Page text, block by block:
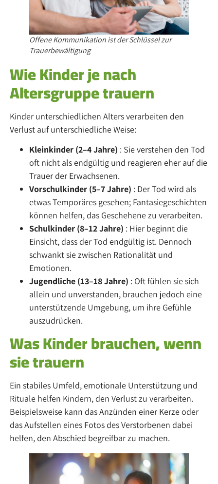
Offene Kommunikation ist der Schlüssel zur
Trauerbewältigung
Wie Kinder je nach
Altersgruppe trauern
Kinder unterschiedlichen Alters verarbeiten den
Verlust auf unterschiedliche Weise:
Kleinkinder (2–4 Jahre) : Sie verstehen den Tod
oft nicht als endgültig und reagieren eher auf die
Trauer der Erwachsenen.
Vorschulkinder (5–7 Jahre) : Der Tod wird als
etwas Temporäres gesehen; Fantasiegeschichten
können helfen, das Geschehene zu verarbeiten.
Schulkinder (8–12 Jahre) : Hier beginnt die
Einsicht, dass der Tod endgültig ist. Dennoch
schwankt sie zwischen Rationalität und
Emotionen.
Jugendliche (13–18 Jahre) : Oft fühlen sie sich
allein und unverstanden, brauchen jedoch eine
unterstützende Umgebung, um ihre Gefühle
auszudrücken.
Was Kinder brauchen, wenn
sie trauern
Ein stabiles Umfeld, emotionale Unterstützung und
Rituale helfen Kindern, den Verlust zu verarbeiten.
Beispielsweise kann das Anzünden einer Kerze oder
das Aufstellen eines Fotos des Verstorbenen dabei
helfen, den Abschied begreifbar zu machen.